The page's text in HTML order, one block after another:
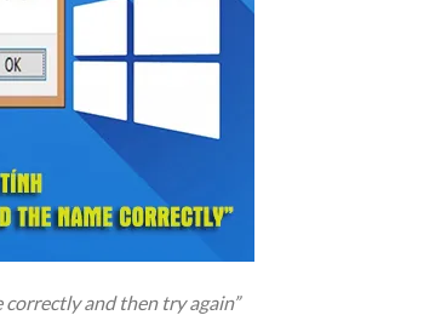
and then try again”